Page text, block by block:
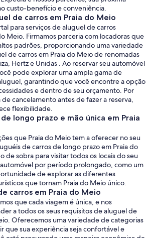
custo-benefício e conveniência.
de carros em Praia do Meio
para serviços de aluguel de carros
Meio. Firmamos parceria com locadoras que
padrões, proporcionando uma variedade
de carros em Praia do Meio de renomadas
Hertz e Unidas . Ao reservar seu automóvel
pode explorar uma ampla gama de
garantindo que você encontre a opção
e dentro de seu orçamento. Por
cancelamento antes de fazer a reserva,
flexibilidade.
longo prazo e mão única em Praia
que Praia do Meio tem a oferecer no seu
de carros de longo prazo em Praia do
de sobra para visitar todos os locais do seu
por período prolongado, como um
de explorar as diferentes
que tornam Praia do Meio único.
carros em Praia do Meio
que cada viagem é única, e nos
a todos os seus requisitos de aluguel de
Oferecemos uma variedade de categorias
que sua experiência seja confortável e